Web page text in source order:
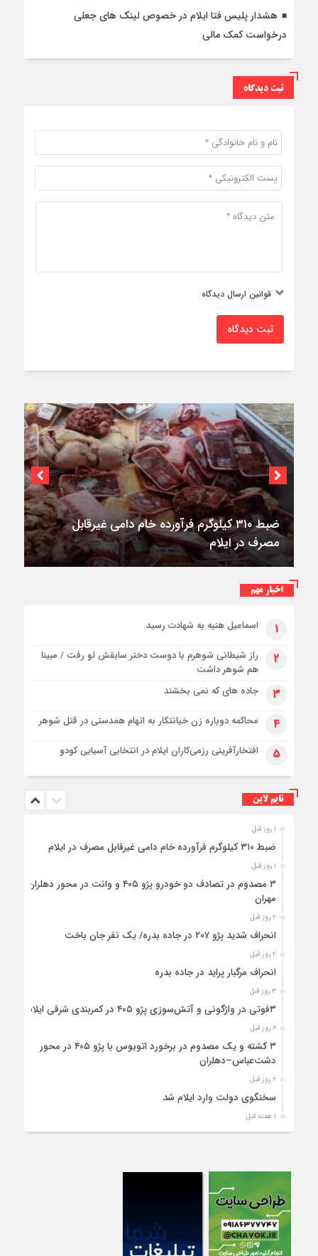
هشدار پلیس فتا ایلام در خصوص لینک های جعلی
درخواست کمک مالی
ثبت دیدگاه
قوانین ارسال دیدگاه
ثبت دیدگاه
۳فوتی در واژگونی و آتش‌سوزی پژو ۴۰۵ در
کمربندی شرقی ایلام
اخبار مهم
۱ اسماعیل هنیه به شهادت رسید
۲
راز شیطانی شوهرم با دوست دختر سابقش لو رفت / مبینا
هم شوهر داشت
۳ جاده های که نمی بخشند
۴ محاکمه دوباره زن خیانتکار به اتهام همدستی در قتل شوهر
۵ افتخارآفرینی رزمی‌کاران ایلام در انتخابی آسیایی کودو
تایم لاین
۱ روز قبل
ضبط ۳۱۰ کیلوگرم فرآورده خام دامی غیرقابل مصرف در ایلام
۱ روز قبل
۳ مصدوم در تصادف دو خودرو پژو ۴۰۵ و وانت در محور دهلران-
مهران
۲ روز قبل
انحراف شدید پژو ۲۰۷ در جاده بدره/ یک نفر جان باخت
۲ روز قبل
انحراف مرگبار پراید در جاده بدره
۳ روز قبل
۳فوتی در واژگونی و آتش‌سوزی پژو ۴۰۵ در کمربندی شرقی ایلام
۶ روز قبل
۳ کشته و یک مصدوم در برخورد اتوبوس با پژو ۴۰۵ در محور
دشت‌عباس–دهلران
۶ روز قبل
سخنگوی دولت وارد ایلام شد
۱ هفته قبل
استقرار ۷۱۴ دستگاه اتوبوس در پایانه برکت مهران برای بازگشت
واژگونی مرگبار پژوپارس در محور دهلران/ ۴ زائر اربعین جان باختند
۱ هفته قبل
۴کشته و یک مصدوم در حادثه مرگبار واژگونی خودرو پژو پارس در
دهلران